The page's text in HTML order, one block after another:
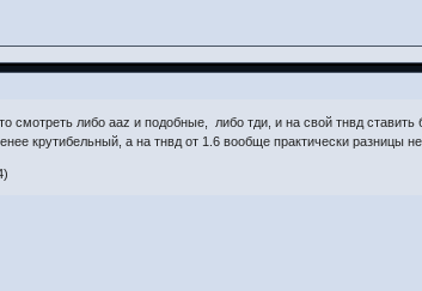
смотреть либо ааz и подобные, либо тди, и на свой тнвд ставить
крутибельный, а на тнвд от 1.6 вообще практически разницы